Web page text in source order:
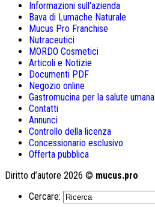
Informazioni sull'azienda
Bava di Lumache Naturale
Mucus Pro Franchise
Nutraceutici
MORDO Cosmetici
Articoli e Notizie
Documenti PDF
Negozio online
Gastromucina per la salute umana
Contatti
Annunci
Controllo della licenza
Concessionario esclusivo
Offerta pubblica
Diritto d’autore 2026 © mucus.pro
Cercare: